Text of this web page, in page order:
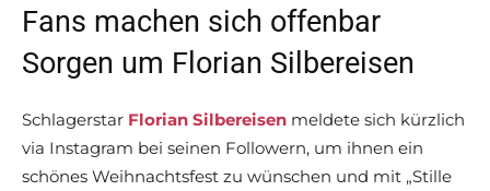
Fans machen sich offenbar
Sorgen um Florian Silbereisen
Schlagerstar Florian Silbereisen meldete sich kürzlich
via Instagram bei seinen Followern, um ihnen ein
schönes Weihnachtsfest zu wünschen und mit „Stille